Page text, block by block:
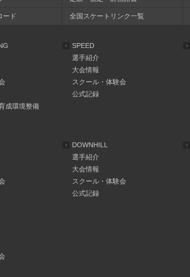
ード 全国スケートリンク一覧
成環境整備
SPEED
選手紹介
大会情報
スクール・体験会
公式記録
DOWNHILL
選手紹介
大会情報
スクール・体験会
公式記録